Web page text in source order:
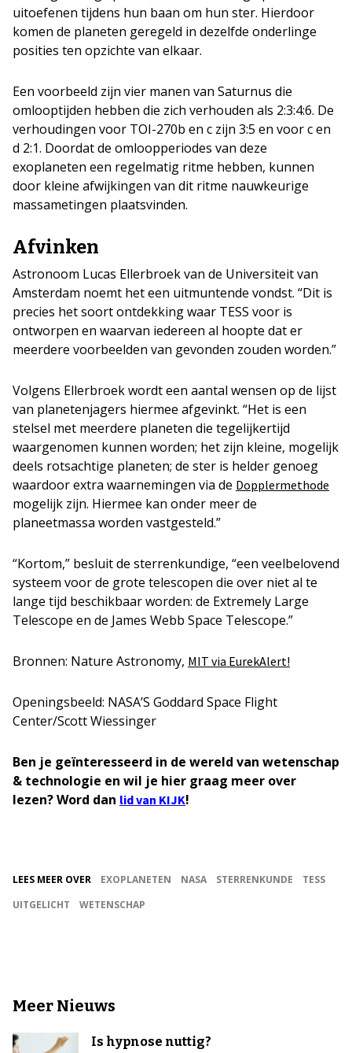
uitoefenen tijdens hun baan om hun ster. Hierdoor
komen de planeten geregeld in dezelfde onderlinge
posities ten opzichte van elkaar.
Een voorbeeld zijn vier manen van Saturnus die
omlooptijden hebben die zich verhouden als 2:3:4:6. De
verhoudingen voor TOI-270b en c zijn 3:5 en voor c en
d 2:1. Doordat de omloopperiodes van deze
exoplaneten een regelmatig ritme hebben, kunnen
door kleine afwijkingen van dit ritme nauwkeurige
massametingen plaatsvinden.
Afvinken
Astronoom Lucas Ellerbroek van de Universiteit van
Amsterdam noemt het een uitmuntende vondst. “Dit is
precies het soort ontdekking waar TESS voor is
ontworpen en waarvan iedereen al hoopte dat er
meerdere voorbeelden van gevonden zouden worden.”
Volgens Ellerbroek wordt een aantal wensen op de lijst
van planetenjagers hiermee afgevinkt. “Het is een
stelsel met meerdere planeten die tegelijkertijd
waargenomen kunnen worden; het zijn kleine, mogelijk
deels rotsachtige planeten; de ster is helder genoeg
waardoor extra waarnemingen via de Dopplermethode
mogelijk zijn. Hiermee kan onder meer de
planeetmassa worden vastgesteld.”
“Kortom,” besluit de sterrenkundige, “een veelbelovend
systeem voor de grote telescopen die over niet al te
lange tijd beschikbaar worden: de Extremely Large
Telescope en de James Webb Space Telescope.”
Bronnen: Nature Astronomy, MIT via EurekAlert!
Openingsbeeld: NASA’S Goddard Space Flight
Center/Scott Wiessinger
Ben je geïnteresseerd in de wereld van wetenschap
& technologie en wil je hier graag meer over
lezen? Word dan lid van KIJK!
LEES MEER OVER EXOPLANETEN NASA STERRENKUNDE
TESS
UITGELICHT
WETENSCHAP
Meer Nieuws
Is hypnose nuttig?